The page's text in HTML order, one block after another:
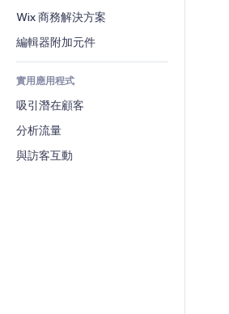
食品及飲料
新聞
內容服務
橫幅與徽章
計算機
搜尋
天氣
圖表與表格
電話
社群
評價與推薦
CRM
Wix 商務解決方案
編輯器附加元件
實用應用程式
吸引潛在顧客
分析流量
與訪客互動